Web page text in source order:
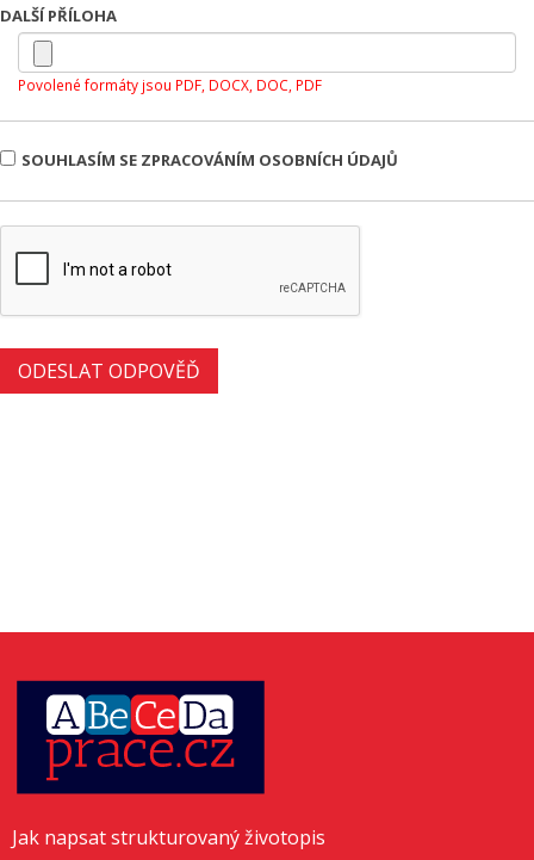
DALŠÍ PŘÍLOHA
Povolené formáty jsou PDF, DOCX, DOC, PDF
SOUHLASÍM SE ZPRACOVÁNÍM OSOBNÍCH ÚDAJŮ
Jak napsat strukturovaný životopis